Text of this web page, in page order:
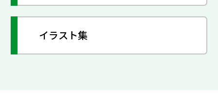
イラスト集